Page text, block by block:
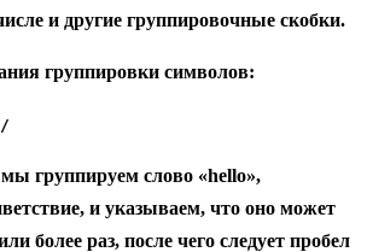
и другие группировочные скобки.
группировки символов:
группируем слово «hello»,
и указываем, что оно может
более раз, после чего следует пробел